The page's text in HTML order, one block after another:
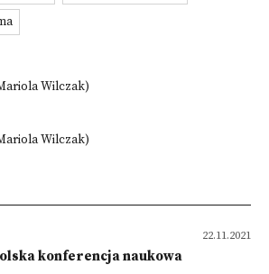
Wilczak)
Wilczak)
22.11.2021
konferencja naukowa